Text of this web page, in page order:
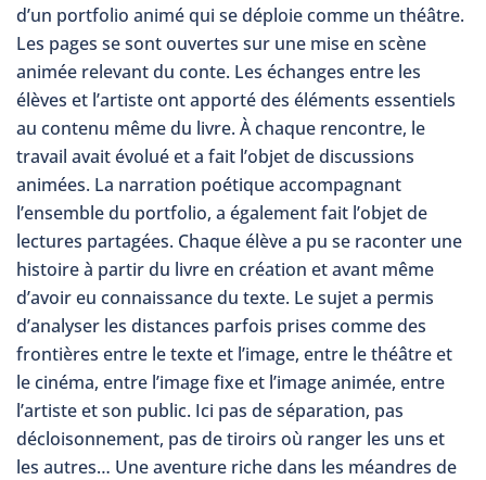
d’un portfolio animé qui se déploie comme un théâtre.
Les pages se sont ouvertes sur une mise en scène
animée relevant du conte. Les échanges entre les
élèves et l’artiste ont apporté des éléments essentiels
au contenu même du livre. À chaque rencontre, le
travail avait évolué et a fait l’objet de discussions
animées. La narration poétique accompagnant
l’ensemble du portfolio, a également fait l’objet de
lectures partagées. Chaque élève a pu se raconter une
histoire à partir du livre en création et avant même
d’avoir eu connaissance du texte. Le sujet a permis
d’analyser les distances parfois prises comme des
frontières entre le texte et l’image, entre le théâtre et
le cinéma, entre l’image fixe et l’image animée, entre
l’artiste et son public. Ici pas de séparation, pas
décloisonnement, pas de tiroirs où ranger les uns et
les autres… Une aventure riche dans les méandres de